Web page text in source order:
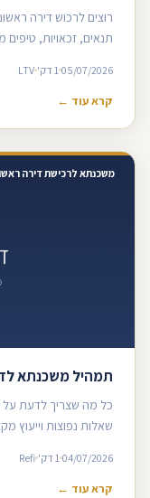
רוצים לרכוש דירה
תנאים, זכאויות, טיפים
05/07/2026 1 דק' LTV
קרא עוד ←
משכנתא לרכישת דירה
תמהיל משכנתא
כל מה שצריך לדעת על
שאלות נפוצות וייעוץ
04/07/2026 1 דק' Refi
קרא עוד ←